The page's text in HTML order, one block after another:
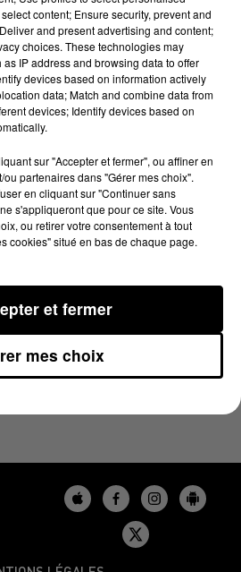
14 sec)
min 14 sec
DU 19/12/2023 À 08H30
content; Ensure security, prevent and
and present advertising and content;
choices. These technologies may
IP address and browsing data to offer
devices based on information actively
data; Match and combine data from
devices; Identify devices based on
sur "Accepter et fermer", ou affiner en
partenaires dans "Gérer mes choix".
en cliquant sur "Continuer sans
s'appliqueront que pour ce site. Vous
ou retirer votre consentement à tout
cookies" situé en bas de chaque page.
mes choix
et fermer